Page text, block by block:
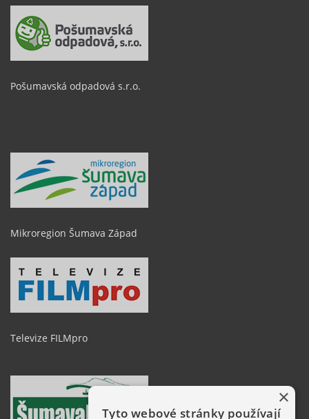
Pošumavská odpadová s.r.o.
Mikroregion Šumava Západ
Televize FILMpro
×
Tyto webové stránky používají